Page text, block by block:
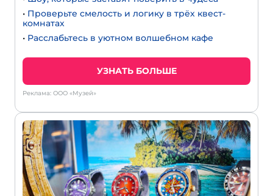
• Проверьте смелость и логику в трёх квест-
комнатах
• Расслабьтесь в уютном волшебном кафе
УЗНАТЬ БОЛЬШЕ
Реклама: ООО «Музей»